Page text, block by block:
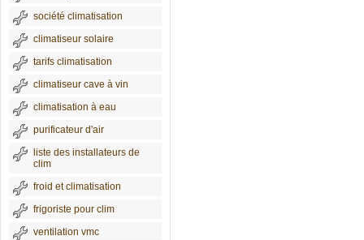
société climatisation
climatiseur solaire
tarifs climatisation
climatiseur cave à vin
climatisation à eau
purificateur d'air
liste des installateurs de
clim
froid et climatisation
frigoriste pour clim
ventilation vmc